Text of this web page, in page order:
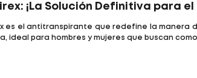
¡La Solución Definitiva para
es el antitranspirante que redefine la manera
ideal para hombres y mujeres que buscan